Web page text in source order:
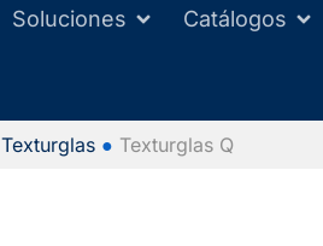
Soluciones Catálogos
Texturglas ● Texturglas Q